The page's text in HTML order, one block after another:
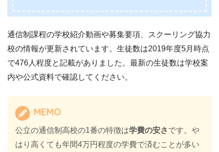
通信制課程の学校紹介動画や募集要項、スクーリング協力
校の情報が更新されています。生徒数は2019年度5月時点
で476人程度と記載がありました。最新の生徒数は学校案
内や公式資料で確認してください。
MEMO
公立の通信制高校の1番の特徴は学費の安さです。や
はり高くても年間4万円程度の学費で済むことが多い